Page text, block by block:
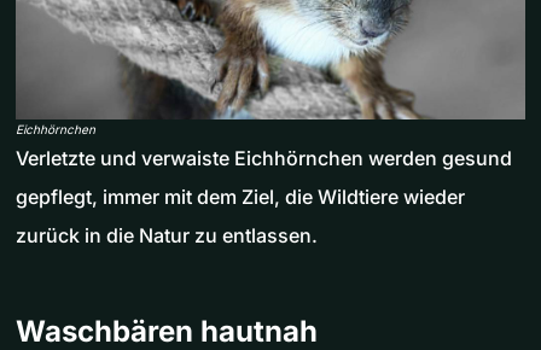
Eichhörnchen
Verletzte und verwaiste Eichhörnchen werden gesund
gepflegt, immer mit dem Ziel, die Wildtiere wieder
zurück in die Natur zu entlassen.
Waschbären hautnah